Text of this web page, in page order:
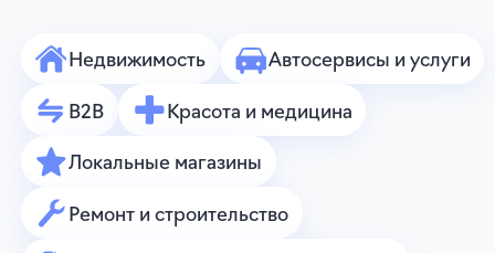
на Авито через eLama
Cоздайте аккаунт в eLama
если вы еще не наш клиент
Заполните заявку на создание
бесплатной кампании
через eLama на сумму от 30 000 ₽